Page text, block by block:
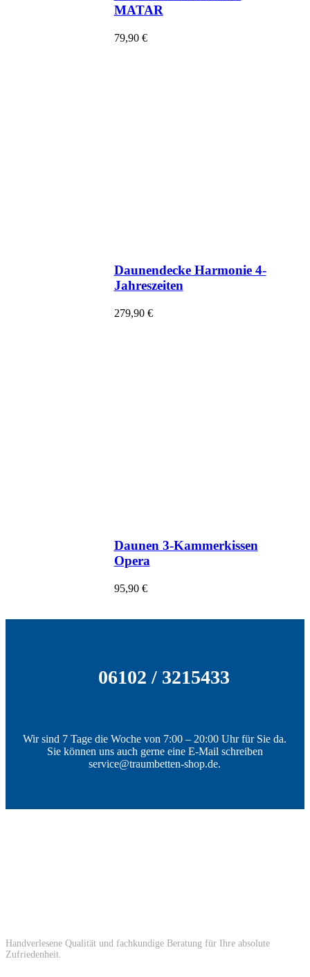
MATAR
79,90 €
Daunendecke Harmonie 4-
Jahreszeiten
279,90 €
Daunen 3-Kammerkissen
Opera
95,90 €
06102 / 3215433
Wir sind 7 Tage die Woche von 7:00 – 20:00 Uhr für Sie da.
Sie können uns auch gerne eine E-Mail schreiben
service@traumbetten-shop.de.
Handverlesene Qualität und fachkundige Beratung für Ihre absolute
Zufriedenheit.